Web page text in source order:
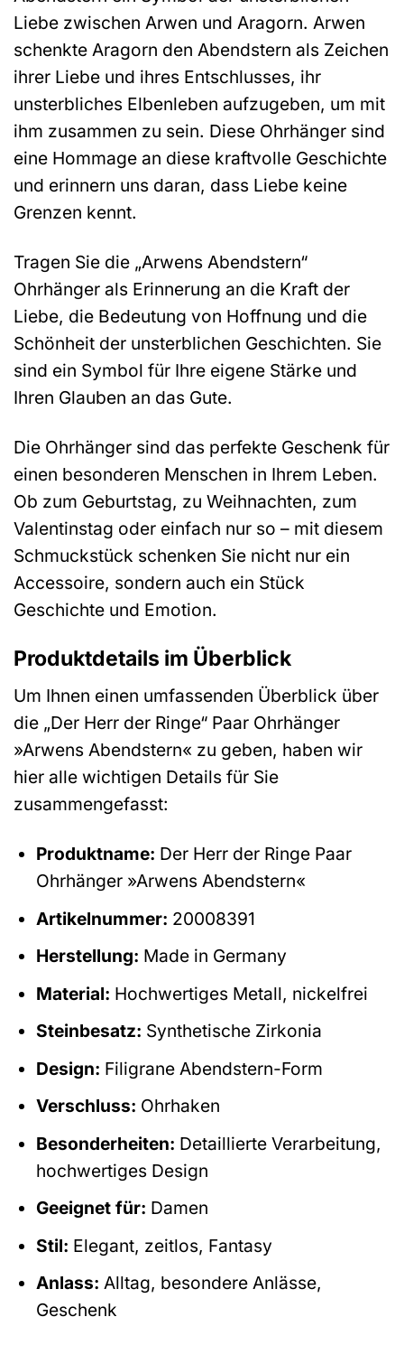
Liebe zwischen Arwen und Aragorn. Arwen
schenkte Aragorn den Abendstern als Zeichen
ihrer Liebe und ihres Entschlusses, ihr
unsterbliches Elbenleben aufzugeben, um mit
ihm zusammen zu sein. Diese Ohrhänger sind
eine Hommage an diese kraftvolle Geschichte
und erinnern uns daran, dass Liebe keine
Grenzen kennt.
Tragen Sie die „Arwens Abendstern“
Ohrhänger als Erinnerung an die Kraft der
Liebe, die Bedeutung von Hoffnung und die
Schönheit der unsterblichen Geschichten. Sie
sind ein Symbol für Ihre eigene Stärke und
Ihren Glauben an das Gute.
Die Ohrhänger sind das perfekte Geschenk für
einen besonderen Menschen in Ihrem Leben.
Ob zum Geburtstag, zu Weihnachten, zum
Valentinstag oder einfach nur so – mit diesem
Schmuckstück schenken Sie nicht nur ein
Accessoire, sondern auch ein Stück
Geschichte und Emotion.
Produktdetails im Überblick
Um Ihnen einen umfassenden Überblick über
die „Der Herr der Ringe“ Paar Ohrhänger
»Arwens Abendstern« zu geben, haben wir
hier alle wichtigen Details für Sie
zusammengefasst:
Produktname: Der Herr der Ringe Paar
Ohrhänger »Arwens Abendstern«
Artikelnummer: 20008391
Herstellung: Made in Germany
Material: Hochwertiges Metall, nickelfrei
Steinbesatz: Synthetische Zirkonia
Design: Filigrane Abendstern-Form
Verschluss: Ohrhaken
Besonderheiten: Detaillierte Verarbeitung,
hochwertiges Design
Geeignet für: Damen
Stil: Elegant, zeitlos, Fantasy
Anlass: Alltag, besondere Anlässe,
Geschenk